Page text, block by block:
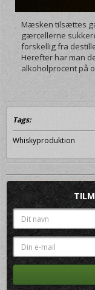
Mæsken tilsættes
gærcellerne
forskellig fra
Herefter har man
alkoholprocent på
Tags:
Whiskyproduktion